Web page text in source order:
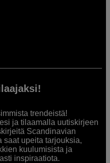
trendeistä!
ja tilaamalla uutiskirjeen
Scandinavian
saat upeita tarjouksia,
kuulumisista ja
inspiraatiota.